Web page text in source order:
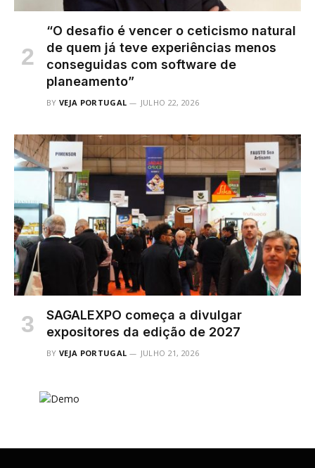
“O desafio é vencer o ceticismo natural
de quem já teve experiências menos
conseguidas com software de
planeamento”
BY VEJA PORTUGAL JULHO 22, 2026
SAGALEXPO começa a divulgar
expositores da edição de 2027
BY VEJA PORTUGAL JULHO 21, 2026